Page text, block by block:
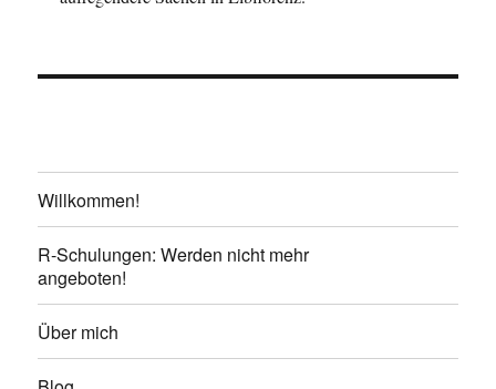
Willkommen!
R-Schulungen: Werden nicht mehr
angeboten!
Über mich